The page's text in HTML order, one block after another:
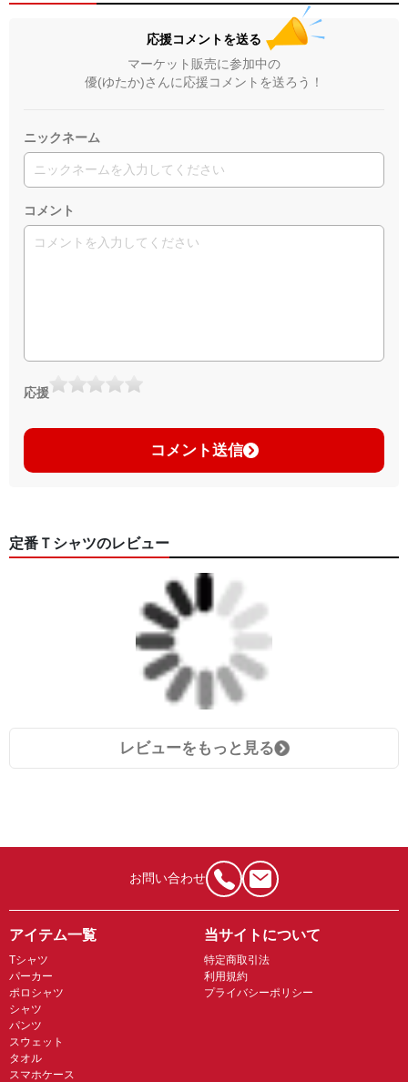
応援コメントを送る
マーケット販売に参加中の
優(ゆたか)さんに応援コメントを送ろう！
ニックネーム
コメント
応援
コメント送信
定番Ｔシャツのレビュー
レビューをもっと見る
お問い合わせ
アイテム一覧
Tシャツ
パーカー
ポロシャツ
シャツ
パンツ
スウェット
タオル
スマホケース
当サイトについて
特定商取引法
利用規約
プライバシーポリシー